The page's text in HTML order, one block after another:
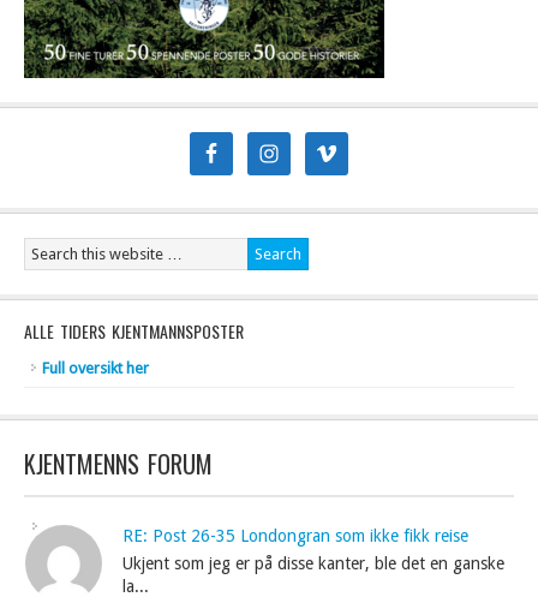
ALLE TIDERS KJENTMANNSPOSTER
Full oversikt her
KJENTMENNS FORUM
RE: Post 26-35 Londongran som ikke fikk reise
Ukjent som jeg er på disse kanter, ble det en ganske
la...